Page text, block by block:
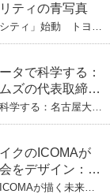
ティの青写真
ティ」始動 トヨタ
タで科学する：
ズの代表取締役
む健康の未来
学する：名古屋大発
クのICOMAが
をデザイン：株
生駒崇光
ICOMAが描く未来